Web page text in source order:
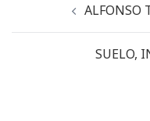
ALFONSO
SUELO,